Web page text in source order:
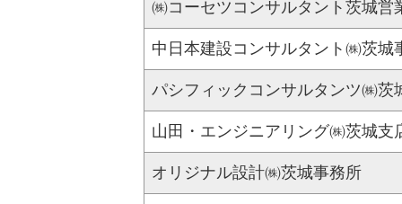
㈱コーセツコンサルタント茨城営
中日本建設コンサルタント㈱茨城
パシフィックコンサルタンツ㈱茨
山田・エンジニアリング㈱茨城支
オリジナル設計㈱茨城事務所